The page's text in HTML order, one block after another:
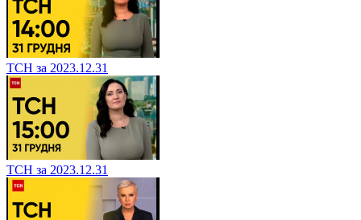
ТСН за 2023.12.31
ТСН за 2023.12.31